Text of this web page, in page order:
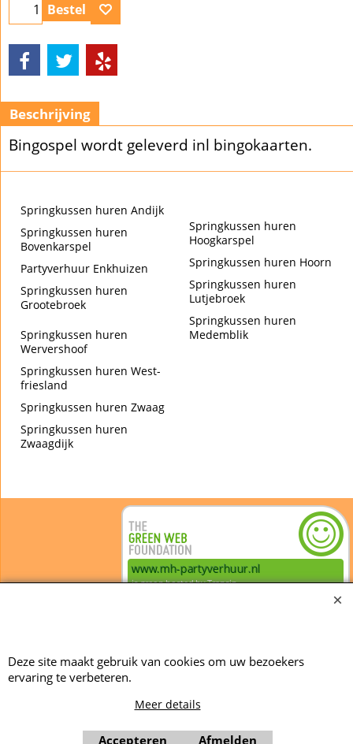
Bestel
Beschrijving
Bingospel wordt geleverd inl bingokaarten.
Springkussen huren Andijk
Springkussen huren
Bovenkarspel
Partyverhuur Enkhuizen
Springkussen huren
Grootebroek
Springkussen huren
Hoogkarspel
Springkussen huren Hoorn
Springkussen huren
Lutjebroek
Springkussen huren
Medemblik
Springkussen huren
Wervershoof
Springkussen huren West-
friesland
Springkussen huren Zwaag
Springkussen huren
Zwaagdijk
Deze site maakt gebruik van cookies om uw bezoekers
ervaring te verbeteren.
Meer details
Accepteren Afmelden